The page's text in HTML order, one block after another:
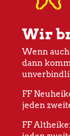
Wir
Wenn
dann
FF
jeden
FF